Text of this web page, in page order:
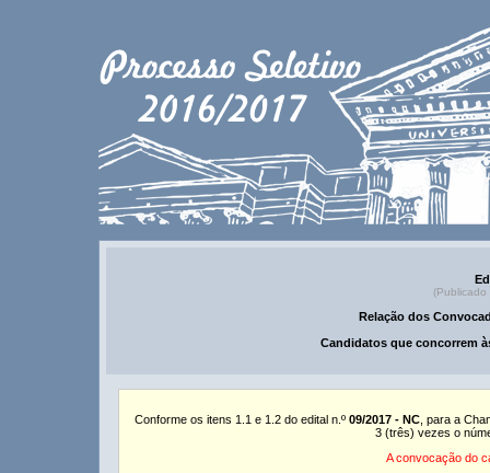
(Publicado
Relação dos
Candidatos que concorrem
Conforme os itens 1.1 e 1.2 do edital n.º 09/2017 - NC , para a
3 (três) vezes o
A convocação do